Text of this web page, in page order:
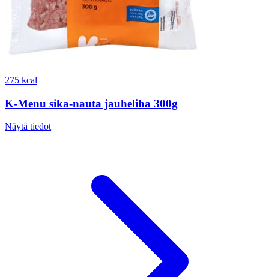
275 kcal
K-Menu sika-nauta jauheliha 300g
Näytä tiedot